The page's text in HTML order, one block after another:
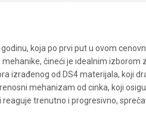
koja po prvi put u ovom
čineći je idealnim
izrađenog od DS4 materijala, koji
mehanizam od cinka, koji
trenutno i progresivno,